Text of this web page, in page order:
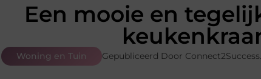
Een mooie en
Woning en Tuin Gepubliceerd Door